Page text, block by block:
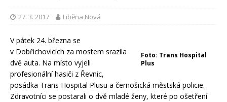
27. 3. 2017 Liběna Nová
Foto: Trans Hospital
Plus
V pátek 24. března se
v Dobřichovicích za mostem srazila
dvě auta. Na místo vyjeli
profesionální hasiči z Řevnic,
posádka Trans Hospital Plusu a černošická městská policie.
Zdravotníci se postarali o dvě mladé ženy, které po ošetření